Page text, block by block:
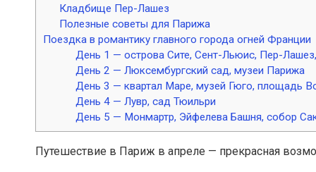
Кладбище Пер-Лашез
Полезные советы для Парижа
Поездка в романтику главного города огней Франции
День 1 — острова Сите, Сент-Льюис, Пер-
День 2 — Люксембургский сад, музеи Парижа
День 3 — квартал Маре, музей Гюго, площадь
День 4 — Лувр, сад Тюильри
День 5 — Монмартр, Эйфелева Башня, собор
Путешествие в Париж в апреле — прекрасная